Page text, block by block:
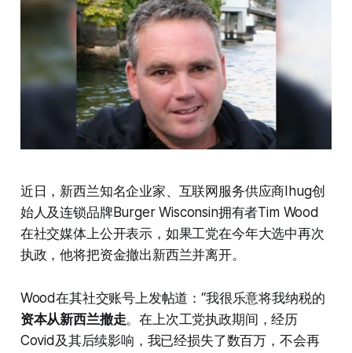
近日，新西兰知名企业家、互联网服务供应商Ihug创
始人及连锁品牌Burger Wisconsin拥有者Tim Wood
在社交媒体上公开表示，如果工党在今年大选中再次
执政，他将把资金撤出新西兰并离开。
Wood在其社交账号上发帖道：“我很乐意将我纳税的
资本从新西兰撤走。在上次工党执政期间，经历
Covid及其后续影响，我已经损失了数百万，不会再